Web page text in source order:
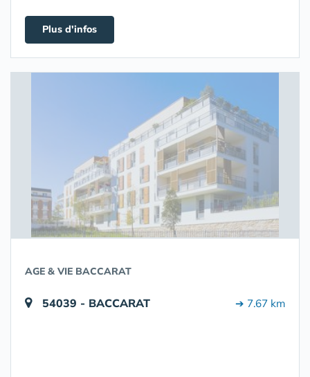
Plus d'infos
AGE & VIE BACCARAT
54039 - BACCARAT ➔ 7.67 km